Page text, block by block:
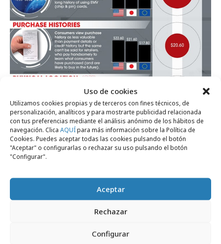
Uso de cookies
Utilizamos cookies propias y de terceros con fines técnicos, de
personalización, analíticos y para mostrarte publicidad relacionada
con tus preferencias mediante el análisis anónimo de los hábitos de
navegación. Clica AQUÍpara más información sobre la Política de
Cookies. Puedes aceptar todas las cookies pulsando el botón
"Aceptar" o configurarlas o rechazar su uso pulsando el botón
"Configurar".
Aceptar
Rechazar
Configurar